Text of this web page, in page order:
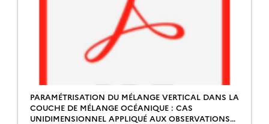
PARAMÉTRISATION DU MÉLANGE VERTICAL DANS LA
COUCHE DE MÉLANGE OCÉANIQUE : CAS
UNIDIMENSIONNEL APPLIQUÉ AUX OBSERVATIONS